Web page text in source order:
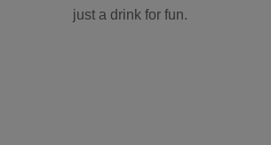
just a drink for fun.